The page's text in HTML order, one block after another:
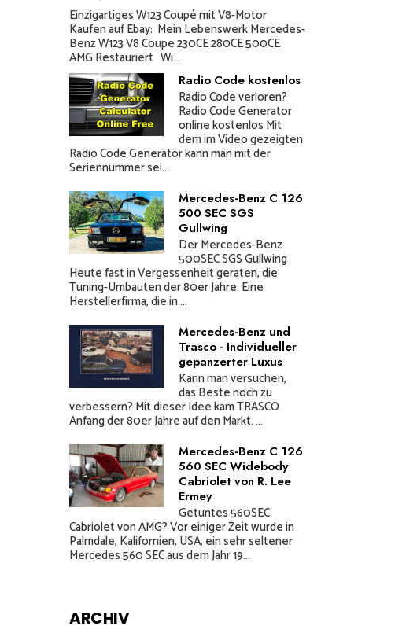
Einzigartiges W123 Coupé mit V8-Motor
Kaufen auf Ebay: Mein Lebenswerk Mercedes-
Benz W123 V8 Coupe 230CE 280CE 500CE
AMG Restauriert Wi...
Radio Code kostenlos
Radio Code verloren?
Radio Code Generator
online kostenlos Mit
dem im Video gezeigten
Radio Code Generator kann man mit der
Seriennummer sei...
Mercedes-Benz C 126
500 SEC SGS
Gullwing
Der Mercedes-Benz
500SEC SGS Gullwing
Heute fast in Vergessenheit geraten, die
Tuning-Umbauten der 80er Jahre. Eine
Herstellerfirma, die in ...
Mercedes-Benz und
Trasco - Individueller
gepanzerter Luxus
Kann man versuchen,
das Beste noch zu
verbessern? Mit dieser Idee kam TRASCO
Anfang der 80er Jahre auf den Markt. ...
Mercedes-Benz C 126
560 SEC Widebody
Cabriolet von R. Lee
Ermey
Getuntes 560SEC
Cabriolet von AMG? Vor einiger Zeit wurde in
Palmdale, Kalifornien, USA, ein sehr seltener
Mercedes 560 SEC aus dem Jahr 19...
ARCHIV